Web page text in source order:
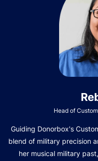
Head of
Guiding Donorbox's
blend of military precision
her musical military